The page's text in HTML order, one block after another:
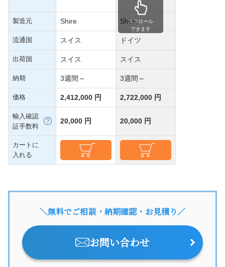
製造元 Shire Shire
流通国 スイス ドイツ
出荷国 スイス スイス
納期 3週間～ 3週間～
価格 2,412,000 円 2,722,000 円
輸入確認
証手数料
20,000 円 20,000 円
カートに
入れる
スクロール
できます
＼無料でご相談・納期確認・お見積り／
お問い合わせ